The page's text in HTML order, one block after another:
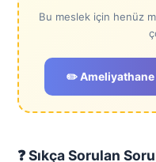
Bu meslek için henüz
✏️ Ameliyathane
❓ Sıkça Sorulan